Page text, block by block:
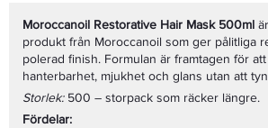
Moroccanoil Restorative Hair Mask 500ml
produkt från Moroccanoil som ger pålitliga
polerad finish. Formulan är framtagen för
hanterbarhet, mjukhet och glans utan att
Storlek:500 – storpack som räcker längre.
Fördelar: